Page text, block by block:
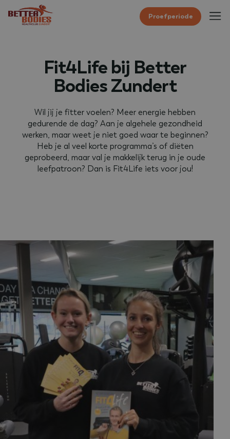
Proefperiode
Fit4Life bij Better
Bodies Zundert
Wil jij je fitter voelen? Meer energie hebben
gedurende de dag? Aan je algehele gezondheid
werken, maar weet je niet goed waar te beginnen?
Heb je al veel korte programma’s of diëten
geprobeerd, maar val je makkelijk terug in je oude
leefpatroon? Dan is Fit4Life iets voor jou!